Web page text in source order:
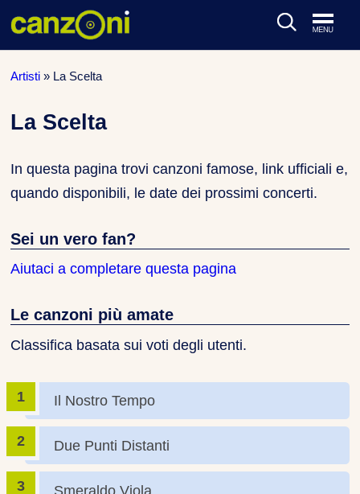
Artisti» La Scelta
La Scelta
In questa pagina trovi canzoni famose, link ufficiali e,
quando disponibili, le date dei prossimi concerti.
Sei un vero fan?
Aiutaci a completare questa pagina
Le canzoni più amate
Classifica basata sui voti degli utenti.
Il Nostro Tempo
Due Punti Distanti
Smeraldo Viola